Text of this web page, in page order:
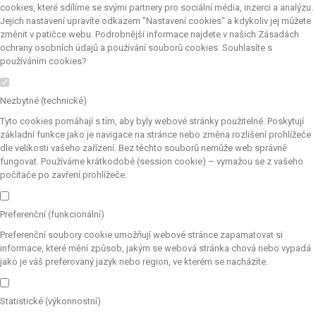
cookies, které sdílíme se svými partnery pro sociální média, inzerci a analýzu.
Jejich nastavení upravíte odkazem "Nastavení cookies" a kdykoliv jej můžete
změnit v patičce webu. Podrobnější informace najdete v našich Zásadách
ochrany osobních údajů a používání souborů cookies. Souhlasíte s
používáním cookies?
Nezbytné (technické)
Tyto cookies pomáhají s tím, aby byly webové stránky použitelné. Poskytují
základní funkce jako je navigace na stránce nebo změna rozlišení prohlížeče
dle velikosti vašeho zařízení. Bez těchto souborů nemůže web správně
fungovat. Používáme krátkodobé (session cookie) – vymažou se z vašeho
počítače po zavření prohlížeče.
Preferenční (funkcionální)
Preferenční soubory cookie umožňují webové stránce zapamatovat si
informace, které mění způsob, jakým se webová stránka chová nebo vypadá
jako je váš preferovaný jazyk nebo region, ve kterém se nacházíte.
Statistické (výkonnostní)